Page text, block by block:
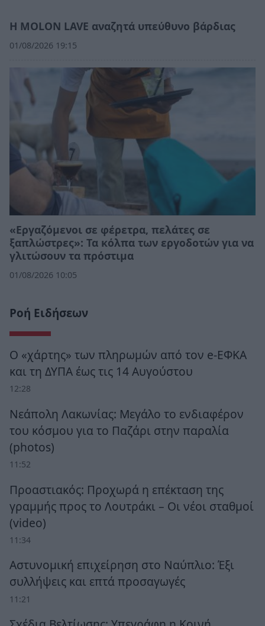
Η MOLON LAVE αναζητά υπεύθυνο βάρδιας
01/08/2026 19:15
«Εργαζόμενοι σε φέρετρα, πελάτες σε
ξαπλώστρες»: Τα κόλπα των εργοδοτών για να
γλιτώσουν τα πρόστιμα
01/08/2026 10:05
Ροή Ειδήσεων
Ο «χάρτης» των πληρωμών από τον e-ΕΦΚΑ
και τη ΔΥΠΑ έως τις 14 Αυγούστου
12:28
Νεάπολη Λακωνίας: Μεγάλο το ενδιαφέρον
του κόσμου για το Παζάρι στην παραλία
(photos)
11:52
Προαστιακός: Προχωρά η επέκταση της
γραμμής προς το Λουτράκι – Οι νέοι σταθμοί
(video)
11:34
Αστυνομική επιχείρηση στο Ναύπλιο: Έξι
συλλήψεις και επτά προσαγωγές
11:21